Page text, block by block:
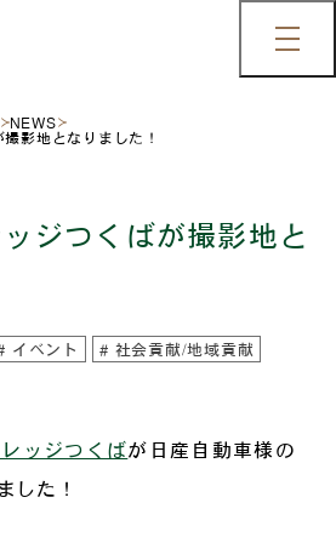
NEWS
影地となりました！
ジつくばが撮影地と
イベント 社会貢献/地域貢献
ッジつくばが日産自動車様の
した！